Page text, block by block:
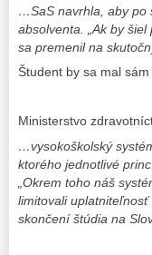
…SaS navrhla, aby po
absolventa. „Ak by
sa premenil na
Študent by sa mal
Ministerstvo
…vysokoškolský
ktorého jednotlivé
„Okrem toho náš
limitovali
skončení štúdia na